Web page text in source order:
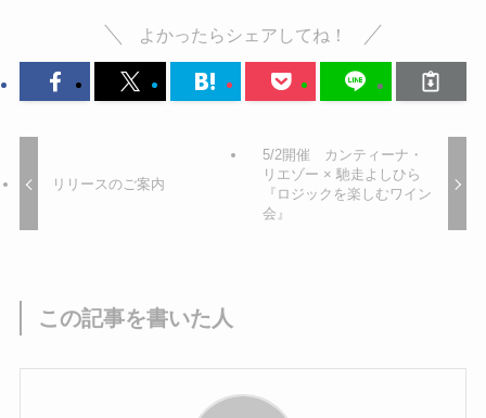
よかったらシェアしてね！
リリースのご案内
5/2開催 カンティーナ・
リエゾー × 馳走よしひら
『ロジックを楽しむワイン
会』
この記事を書いた人